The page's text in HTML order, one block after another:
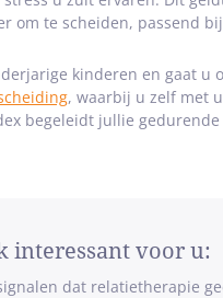
om te scheiden, passend
kinderen en gaat u
, waarbij u zelf met
begeleidt jullie
interessant voor u:
dat relatietherapie